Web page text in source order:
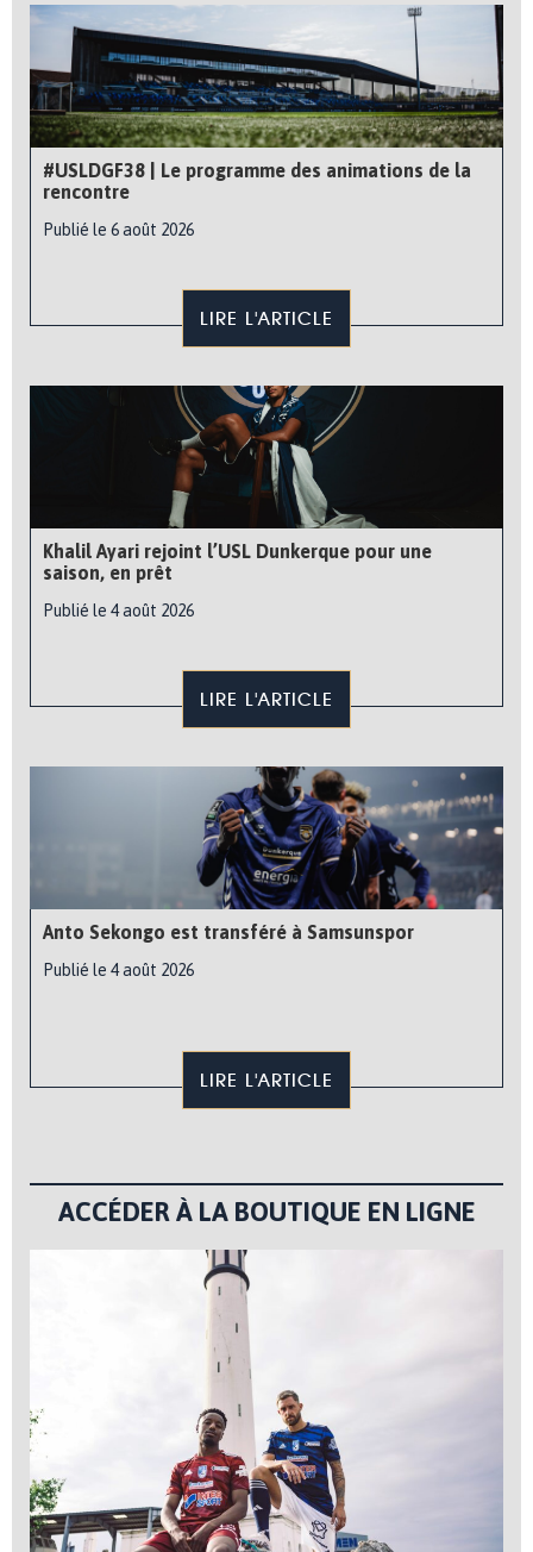
#USLDGF38 | Le programme des animations de la
rencontre
Publié le 6 août 2026
LIRE L'ARTICLE
Khalil Ayari rejoint l’USL Dunkerque pour une
saison, en prêt
Publié le 4 août 2026
LIRE L'ARTICLE
Anto Sekongo est transféré à Samsunspor
Publié le 4 août 2026
LIRE L'ARTICLE
ACCÉDER À LA BOUTIQUE EN LIGNE